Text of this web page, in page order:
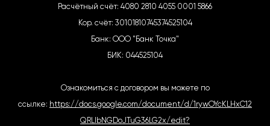
Расчётный счёт: 4080 2810 4055 0001 5866
Кор. счёт: 30101810745374525104
Банк: ООО "Банк Точка"
БИК: 044525104
Ознакомиться с договором вы можете по
ссылке: https://docs.google.com/document/d/1rywOYcKLHxC12
QRLIbNGDoJTuG36LG2x/edit?